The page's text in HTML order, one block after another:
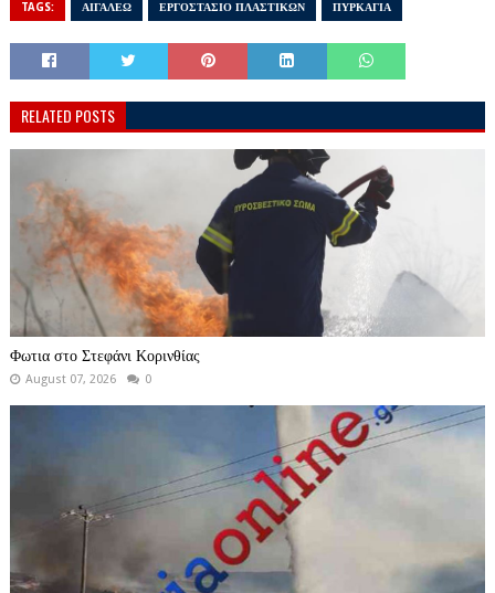
TAGS: ΑΙΓΑΛΕΩ ΕΡΓΟΣΤΑΣΙΟ ΠΛΑΣΤΙΚΩΝ ΠΥΡΚΑΓΙΑ
RELATED POSTS
Φωτια στο Στεφάνι Κορινθίας
August 07, 2026 0